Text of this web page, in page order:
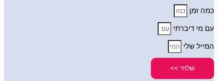
כמה זמן
עם מי דיברתי
המייל שלי
שלחי >>